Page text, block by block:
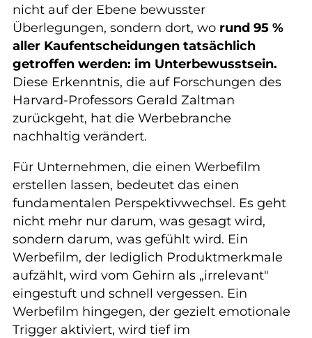
nicht auf der Ebene bewusster
Überlegungen, sondern dort, wo rund 95 %
aller Kaufentscheidungen tatsächlich
getroffen werden: im Unterbewusstsein.
Diese Erkenntnis, die auf Forschungen des
Harvard-Professors Gerald Zaltman
zurückgeht, hat die Werbebranche
nachhaltig verändert.
Für Unternehmen, die einen Werbefilm
erstellen lassen, bedeutet das einen
fundamentalen Perspektivwechsel. Es geht
nicht mehr nur darum, was gesagt wird,
sondern darum, was gefühlt wird. Ein
Werbefilm, der lediglich Produktmerkmale
aufzählt, wird vom Gehirn als „irrelevant"
eingestuft und schnell vergessen. Ein
Werbefilm hingegen, der gezielt emotionale
Trigger aktiviert, wird tief im